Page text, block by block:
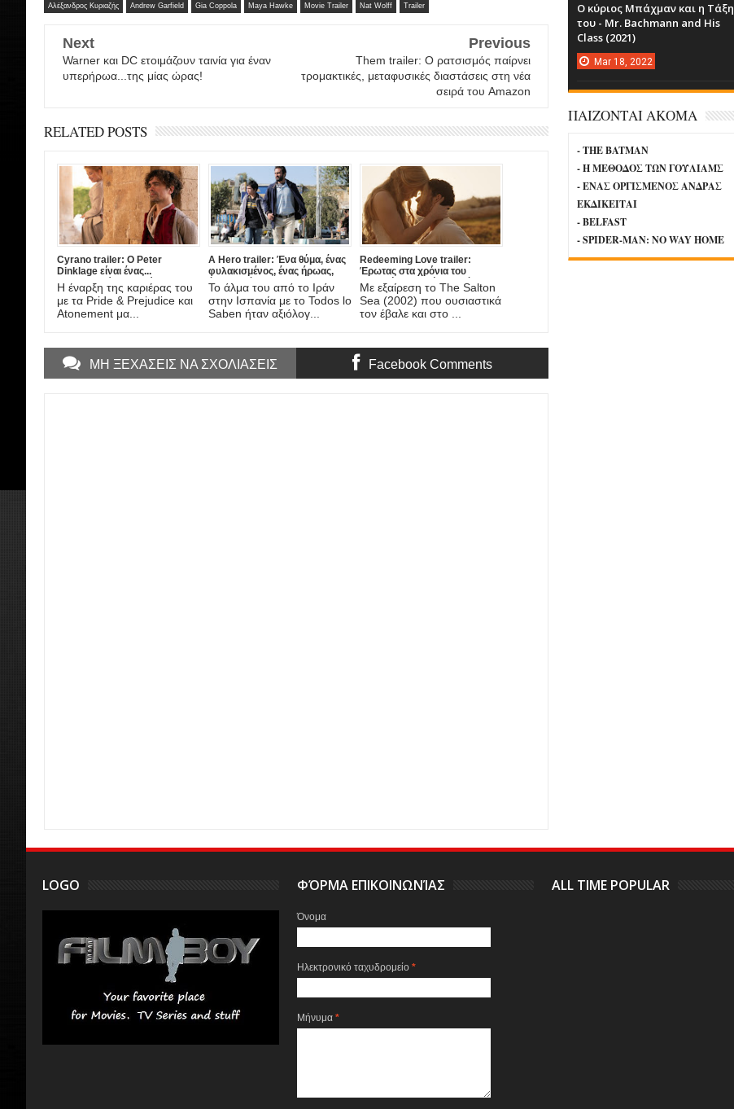
Αλέξανδρος Κυριαζής Andrew Garfield Gia Coppola Maya Hawke Movie Trailer Nat Wolff Trailer
Next
Warner και DC ετοιμάζουν ταινία για έναν
υπερήρωα...της μίας ώρας!
Previous
Them trailer: Ο ρατσισμός παίρνει
τρομακτικές, μεταφυσικές διαστάσεις στη νέα
σειρά του Amazon
RELATED POSTS
Cyrano trailer: Ο Peter
Dinklage είναι ένας...
διαφορετικός Συρανό ντε
Μπερζεράκ στη νέα μιούζικαλ
διασκευή από το σκηνοθέτη
του Darkest Hour!
Η έναρξη της καριέρας του
με τα Pride & Prejudice και
Atonement μα...
A Hero trailer: Ένα θύμα, ένας
φυλακισμένος, ένας ήρωας,
ένας πατέρας. Έρχεται στο
Amazon η νέα ταινία του
Asghar Farhadi!
Το άλμα του από το Ιράν
στην Ισπανία με το Todos lo
Saben ήταν αξιόλογ...
Redeeming Love trailer:
Έρωτας στα χρόνια του
Χρυσού Πυρετού, στη νέα
ταινία του DJ Caruso
Με εξαίρεση το The Salton
Sea (2002) που ουσιαστικά
τον έβαλε και στο ...
ΜΗ ΞΕΧΑΣΕΙΣ ΝΑ ΣΧΟΛΙΑΣΕΙΣ Facebook Comments
Ο κύριος Μπάχμαν και η Τάξη
του - Mr. Bachmann and His
Class (2021)
Mar 18, 2022
ΠΑΙΖΟΝΤΑΙ ΑΚΟΜΑ
- THE BATMAN
- Η ΜΕΘΟΔΟΣ ΤΩΝ ΓΟΥΛΙΑΜΣ
- ΕΝΑΣ ΟΡΓΙΣΜΕΝΟΣ ΑΝΔΡΑΣ
ΕΚΔΙΚΕΙΤΑΙ
- BELFAST
- SPIDER-MAN: NO WAY HOME
LOGO ΦΌΡΜΑ ΕΠΙΚΟΙΝΩΝΊΑΣ
Όνομα
Ηλεκτρονικό ταχυδρομείο*
Μήνυμα*
ALL TIME POPULAR